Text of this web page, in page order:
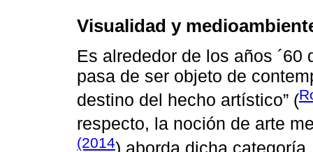
Visualidad y
Es alrededor de los años
pasa de ser objeto de
destino del hecho artístico” (
respecto, la noción de arte
(2014) aborda dicha